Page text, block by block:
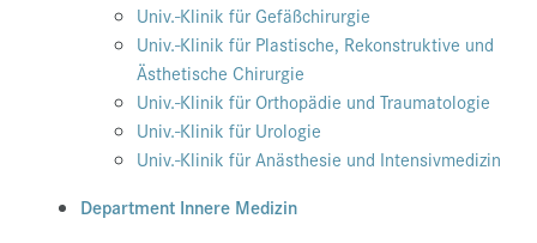
Univ.-Klinik für Gefäßchirurgie
Univ.-Klinik für Plastische, Rekonstruktive und
Ästhetische Chirurgie
Univ.-Klinik für Orthopädie und Traumatologie
Univ.-Klinik für Urologie
Univ.-Klinik für Anästhesie und Intensivmedizin
Department Innere Medizin